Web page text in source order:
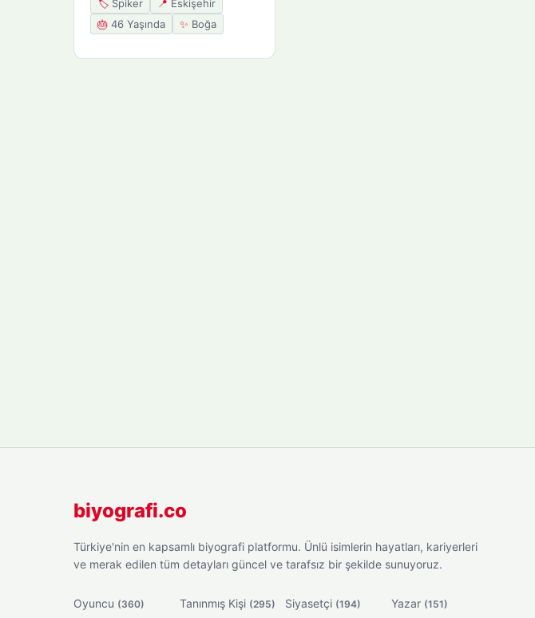
🏷️ Spiker 📍 Eskişehir
🎂 46 Yaşında ✨ Boğa
biyografi.co
Türkiye'nin en kapsamlı biyografi platformu. Ünlü isimlerin hayatları, kariyerleri
ve merak edilen tüm detayları güncel ve tarafsız bir şekilde sunuyoruz.
Oyuncu (360) Tanınmış Kişi (295) Siyasetçi (194) Yazar (151)